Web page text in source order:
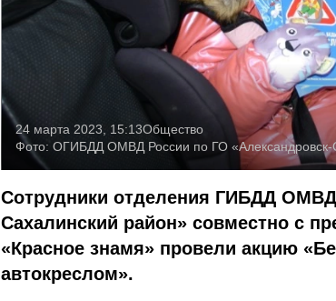
24 марта 2023, 15:13Общество
Фото: ОГИБДД ОМВД России по ГО «Александровск-
Сотрудники отделения ГИБДД
Сахалинский район» совместно с
«Красное знамя» провели акцию
автокреслом».